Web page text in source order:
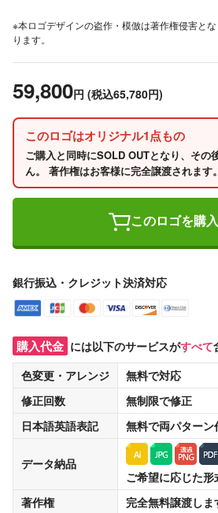
※本ロゴデザインの盗作・模倣は著作権侵害と
ります。
59,800円 (税込65,780円)
このロゴはオリジナル1点もの
ご購入と同時にSOLD OUTとなり、その
ん。 著作権はお客様に完全譲渡されます。
このロゴを購
銀行振込・クレジット決済対応
購入代金 には以下のサービスがすべて
色変更・アレンジ
無料で対応
修正回数
無制限で修正
日本語英語表記
無料で両パターン
データ納品
ご希望に応じた
著作権
完全無料譲渡しま